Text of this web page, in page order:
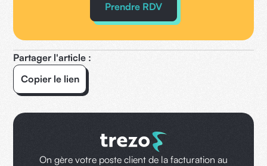
Prendre RDV
Partager l'article :
Copier le lien
On gère votre poste client de la facturation au